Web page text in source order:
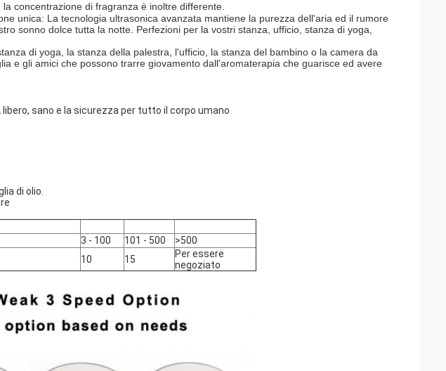
concentrazione di fragranza è inoltre differente.
unica: La tecnologia ultrasonica avanzata mantiene la purezza dell'aria ed il rumore
sonno dolce tutta la notte. Perfezioni per la vostri stanza, ufficio, stanza di yoga,
di yoga, la stanza della palestra, l'ufficio, la stanza del bambino o la camera da
e gli amici che possono trarre giovamento dall'aromaterapia che guarisce ed avere
sano e la sicurezza per tutto il corpo umano
di olio.
3 - 100 101 - 500
>500
10 15
Per essere
negoziato